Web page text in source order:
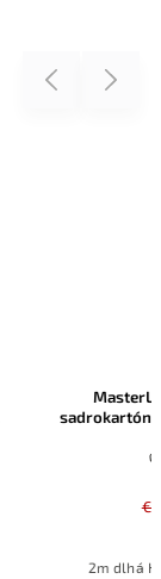
Previous
MasterLED
sadrokartónu
✅
2m dlhá
Next